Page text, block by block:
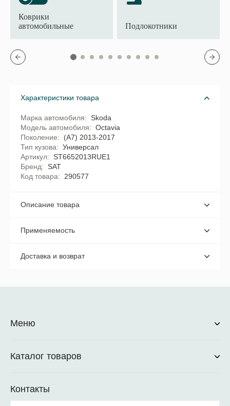
Коврики
автомобильные
Подлокотники
Характеристики товара
Марка автомобиля
Skoda
Модель автомобиля
Octavia
Поколение
(A7) 2013-2017
Тип кузова
Универсал
Артикул
ST6652013RUE1
Бренд
SAT
Код товара
290577
Описание товара
Применяемость
Доставка и возврат
Меню
Каталог товаров
Контакты